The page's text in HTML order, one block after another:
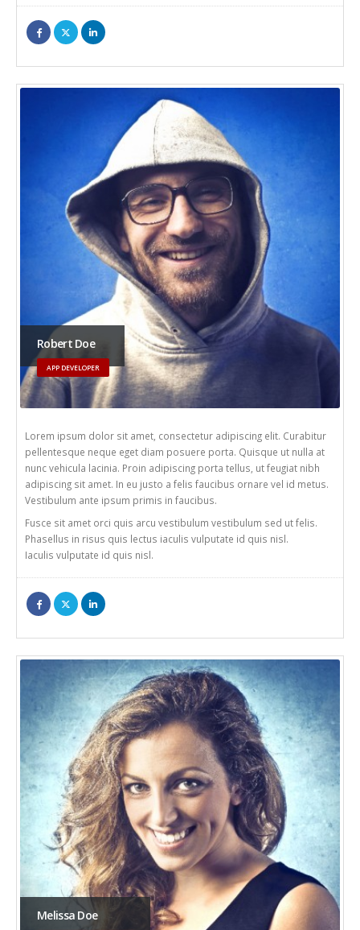
Robert Doe
APP DEVELOPER
Lorem ipsum dolor sit amet, consectetur adipiscing elit. Curabitur
pellentesque neque eget diam posuere porta. Quisque ut nulla at
nunc vehicula lacinia. Proin adipiscing porta tellus, ut feugiat nibh
adipiscing sit amet. In eu justo a felis faucibus ornare vel id metus.
Vestibulum ante ipsum primis in faucibus.
Fusce sit amet orci quis arcu vestibulum vestibulum sed ut felis.
Phasellus in risus quis lectus iaculis vulputate id quis nisl.
Iaculis vulputate id quis nisl.
Melissa Doe